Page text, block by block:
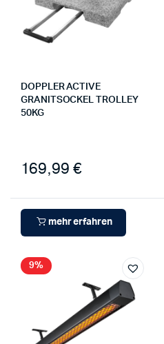
DOPPLER ACTIVE
GRANITSOCKEL TROLLEY
50KG
169,99 €
mehr erfahren
9%